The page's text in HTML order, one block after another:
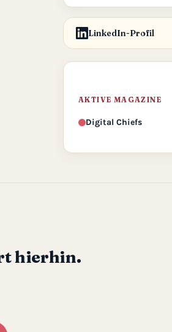
LinkedIn-Profil
AKTIVE MAGAZINE
Digital Chiefs
hierhin.